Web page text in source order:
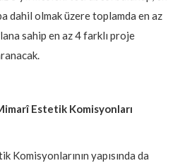
dahil olmak üzere toplamda en az
sahip en az 4 farklı proje
Estetik Komisyonları
Komisyonlarının yapısında da